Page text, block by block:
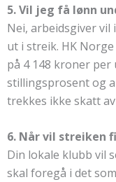
5. Vil jeg få lønn
Nei, arbeidsgiver
ut i streik. HK
på 4 148 kroner
stillingsprosent og
trekkes ikke skatt
6. Når vil streiken
Din lokale klubb vil
skal foregå i det